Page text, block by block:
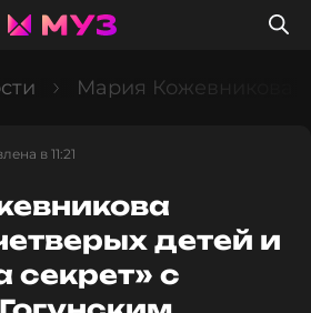
Мария Кожевникова
в 11:21
детей и
секрет» с